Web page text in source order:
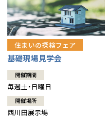
住まいの探検フェア
基礎現場見学会
開催期間
毎週土・日曜日
開催場所
西川田展示場